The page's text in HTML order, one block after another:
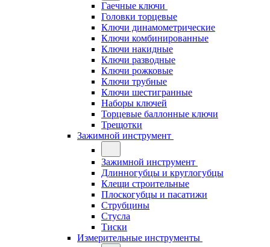
Гаечные ключи
Головки торцевые
Ключи динамометрические
Ключи комбинированные
Ключи накидные
Ключи разводные
Ключи рожковые
Ключи трубные
Ключи шестигранные
Наборы ключей
Торцевые баллонные ключи
Трещотки
Зажимной инструмент
Зажимной инструмент
Длинногубцы и круглогубцы
Клещи строительные
Плоскогубцы и пасатижи
Струбцины
Стусла
Тиски
Измерительные инструменты